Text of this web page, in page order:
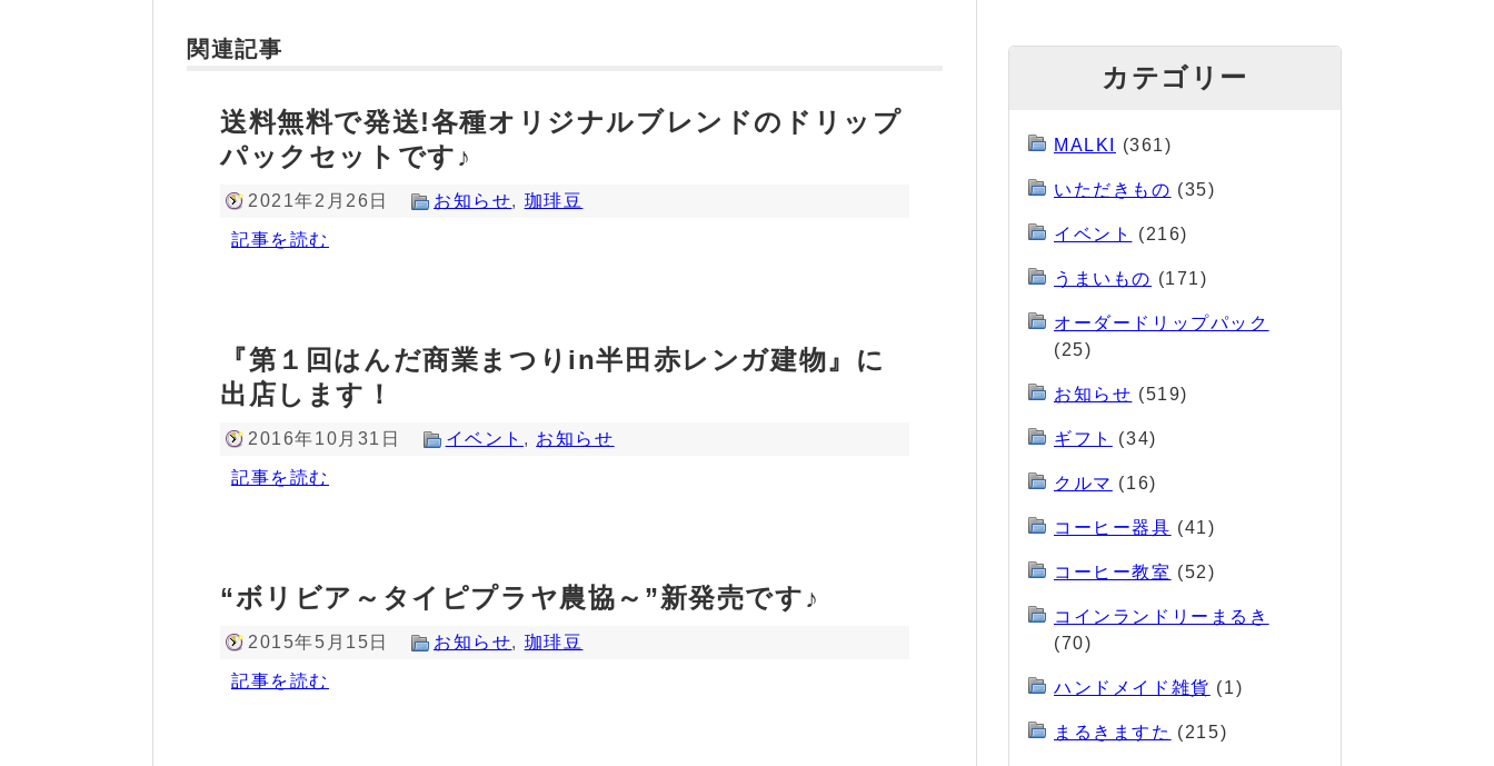
関連記事
送料無料で発送!各種オリジナルブレンドのドリップ
パックセットです♪
2021年2月26日 お知らせ, 珈琲豆
記事を読む
『第１回はんだ商業まつりin半田赤レンガ建物』に
出店します！
2016年10月31日 イベント , お知らせ
記事を読む
“ボリビア～タイピプラヤ農協～”新発売です♪
2015年5月15日 お知らせ, 珈琲豆
記事を読む
カテゴリー
MALKI (361)
いただきもの (35)
イベント (216)
うまいもの (171)
オーダードリップパック
(25)
お知らせ (519)
ギフト (34)
クルマ (16)
コーヒー器具 (41)
コーヒー教室 (52)
コインランドリーまるき
(70)
ハンドメイド雑貨 (1)
まるきますた (215)